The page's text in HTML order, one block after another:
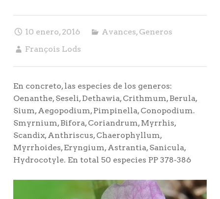
10 enero, 2016 Avances, Generos
François Lods
En concreto, las especies de los generos:
Oenanthe, Seseli, Dethawia, Crithmum, Berula,
Sium, Aegopodium, Pimpinella, Conopodium.
Smyrnium, Bifora, Coriandrum, Myrrhis,
Scandix, Anthriscus, Chaerophyllum,
Myrrhoides, Eryngium, Astrantia, Sanicula,
Hydrocotyle. En total 50 especies PP 378-386